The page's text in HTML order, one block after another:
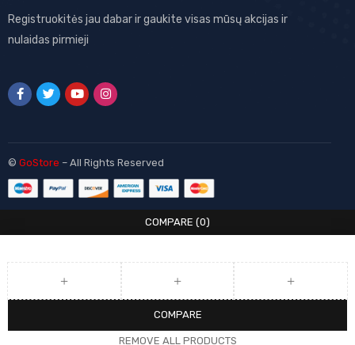
Registruokitės jau dabar ir gaukite visas mūsų akcijas ir
nulaidas pirmieji
© GoStore – All Rights Reserved
COMPARE (0)
COMPARE
REMOVE ALL PRODUCTS